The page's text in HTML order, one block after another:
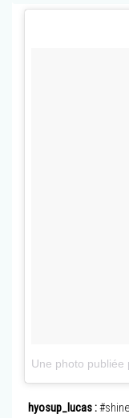
Une photo publiée
hyosup_lucas :